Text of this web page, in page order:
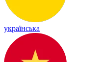
українська